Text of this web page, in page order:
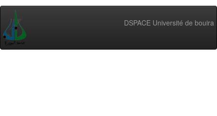
DSPACE Université de bouira